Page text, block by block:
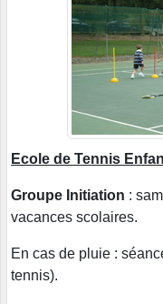
Ecole de Tennis
Groupe Initiation :
vacances scolaires.
En cas de pluie :
tennis).